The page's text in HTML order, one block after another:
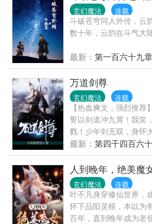
玄幻魔法 连载
斗破苍穹同人外传，云
数十年，云韵在斗气大
最新： 第一百六十九
万道剑尊
玄幻魔法 连载
【热血爽文，强烈推荐
誓以剑道冲九霄！我笑
戮！少年剑无双，身怀
离经叛道，逆天而行。
境、灵力化海、先天金
造化诀，却是神道九重
丹、斩阴破阳、问鼎尊
步与众不同！剑无双，
一无二的逆天君王，杀
人！他，更是掌控万道
最新： 第四千四百六
人到晚年，绝美魔
玄幻魔法 连载
叶不凡身穿修仙世界，
怀下品阳灵根，本以为
百年，直到晚年成为老